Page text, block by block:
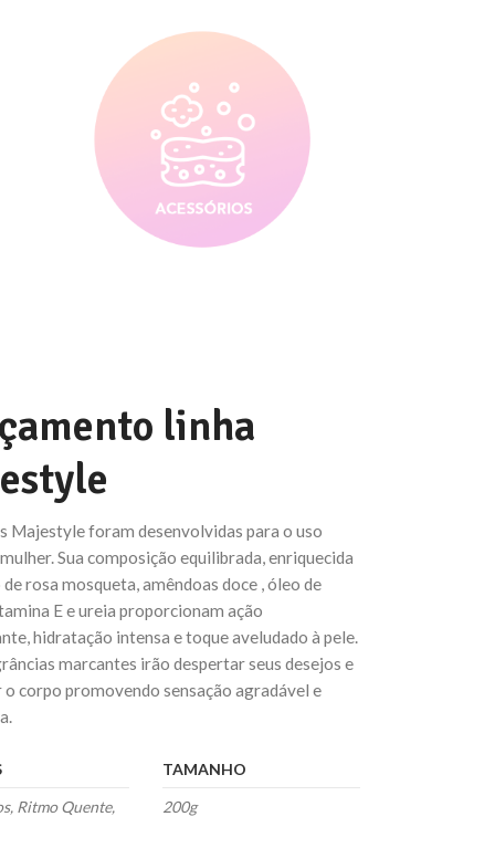
linha
Majestyle foram desenvolvidas para o uso
Sua composição equilibrada, enriquecida
rosa mosqueta, amêndoas doce , óleo de
E e ureia proporcionam ação
hidratação intensa e toque aveludado à pele.
marcantes irão despertar seus desejos e
corpo promovendo sensação agradável e
Ritmo Quente,
TAMANHO
200g